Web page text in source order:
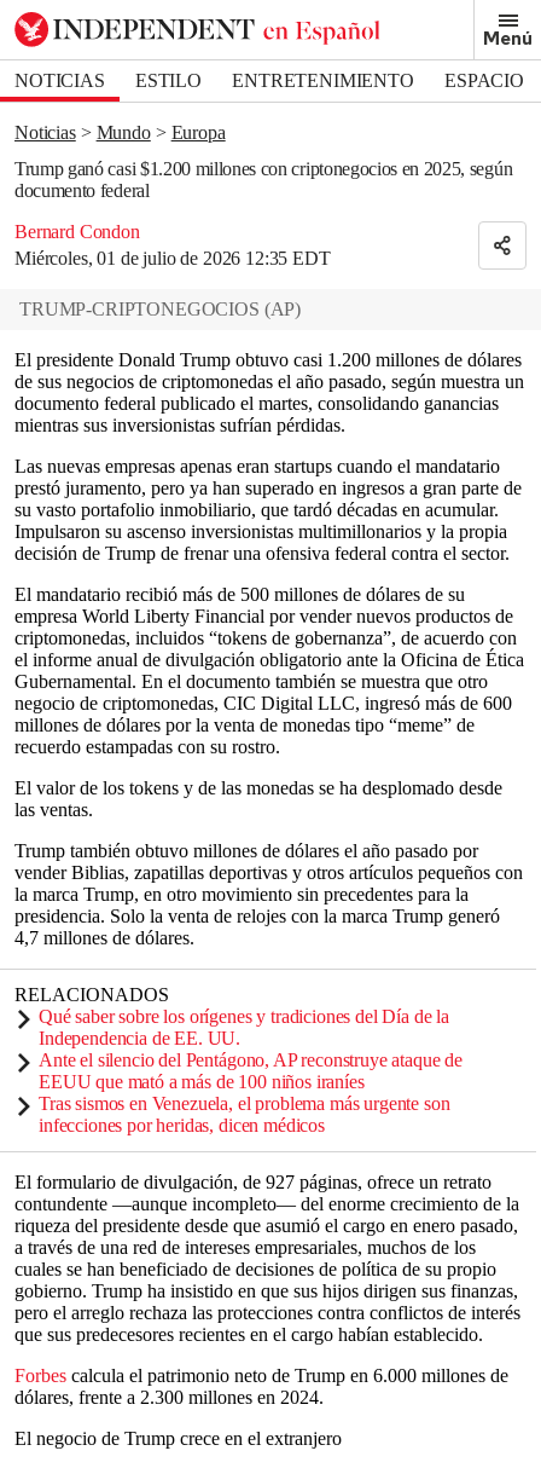
Menú
NOTICIAS ESTILO ENTRETENIMIENTO
ESPACIO
DEPORTES
Noticias Mundo
Europa
Trump ganó casi $1.200 millones con criptonegocios en 2025, según
documento federal
Bernard Condon
Miércoles, 01 de julio de 2026 12:35 EDT
Bookmark popover
Removed from bookmarks
Close popover
TRUMP-CRIPTONEGOCIOS (AP)
El presidente Donald Trump obtuvo casi 1.200 millones de dólares
de sus negocios de criptomonedas el año pasado, según muestra un
documento federal publicado el martes, consolidando ganancias
mientras sus inversionistas sufrían pérdidas.
Las nuevas empresas apenas eran startups cuando el mandatario
prestó juramento, pero ya han superado en ingresos a gran parte de
su vasto portafolio inmobiliario, que tardó décadas en acumular.
Impulsaron su ascenso inversionistas multimillonarios y la propia
decisión de Trump de frenar una ofensiva federal contra el sector.
El mandatario recibió más de 500 millones de dólares de su
empresa World Liberty Financial por vender nuevos productos de
criptomonedas, incluidos “tokens de gobernanza”, de acuerdo con
el informe anual de divulgación obligatorio ante la Oficina de Ética
Gubernamental. En el documento también se muestra que otro
negocio de criptomonedas, CIC Digital LLC, ingresó más de 600
millones de dólares por la venta de monedas tipo “meme” de
recuerdo estampadas con su rostro.
El valor de los tokens y de las monedas se ha desplomado desde
las ventas.
Trump también obtuvo millones de dólares el año pasado por
vender Biblias, zapatillas deportivas y otros artículos pequeños con
la marca Trump, en otro movimiento sin precedentes para la
presidencia. Solo la venta de relojes con la marca Trump generó
4,7 millones de dólares.
RELACIONADOS
Qué saber sobre los orígenes y tradiciones del Día de la
Independencia de EE. UU.
Ante el silencio del Pentágono, AP reconstruye ataque de
EEUU que mató a más de 100 niños iraníes
Tras sismos en Venezuela, el problema más urgente son
infecciones por heridas, dicen médicos
El formulario de divulgación, de 927 páginas, ofrece un retrato
contundente —aunque incompleto— del enorme crecimiento de la
riqueza del presidente desde que asumió el cargo en enero pasado,
a través de una red de intereses empresariales, muchos de los
cuales se han beneficiado de decisiones de política de su propio
gobierno. Trump ha insistido en que sus hijos dirigen sus finanzas,
pero el arreglo rechaza las protecciones contra conflictos de interés
que sus predecesores recientes en el cargo habían establecido.
Forbes calcula el patrimonio neto de Trump en 6.000 millones de
dólares, frente a 2.300 millones en 2024.
El negocio de Trump crece en el extranjero